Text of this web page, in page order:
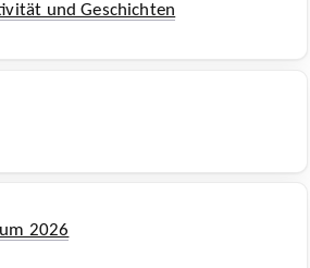
und Geschichten
2026